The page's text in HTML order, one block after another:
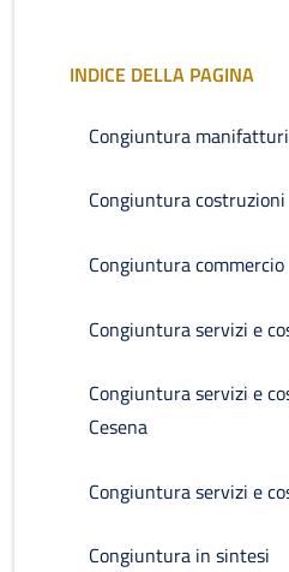
INDICE DELLA PAGINA
Congiuntura
Congiuntura costruzioni
Congiuntura commercio
Congiuntura servizi e
Congiuntura servizi e
Cesena
Congiuntura servizi e
Congiuntura in sintesi